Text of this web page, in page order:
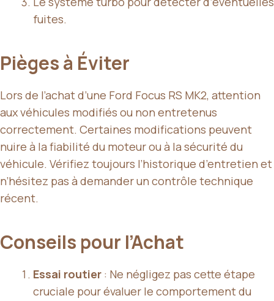
fuites.
Pièges à Éviter
Lors de l’achat d’une Ford Focus RS MK2, attention
aux véhicules modifiés ou non entretenus
correctement. Certaines modifications peuvent
nuire à la fiabilité du moteur ou à la sécurité du
véhicule. Vérifiez toujours l’historique d’entretien et
n’hésitez pas à demander un contrôle technique
récent.
Conseils pour l’Achat
Essai routier : Ne négligez pas cette étape
cruciale pour évaluer le comportement du